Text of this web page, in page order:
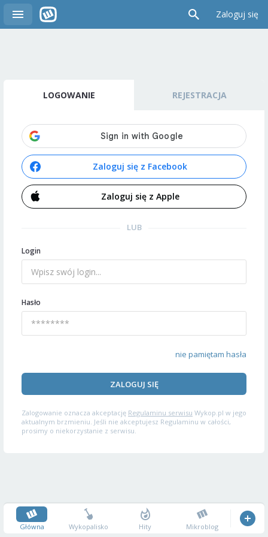
Zaloguj się
LOGOWANIE REJESTRACJA
Zaloguj się z Facebook
Zaloguj się z Apple
LUB
Login
Hasło
nie pamiętam hasła
ZALOGUJ SIĘ
Zalogowanie oznacza akceptację Regulaminu serwisu Wykop.pl w jego
aktualnym brzmieniu. Jeśli nie akceptujesz Regulaminu w całości,
prosimy o niekorzystanie z serwisu.
Główna Wykopalisko Hity Mikroblog